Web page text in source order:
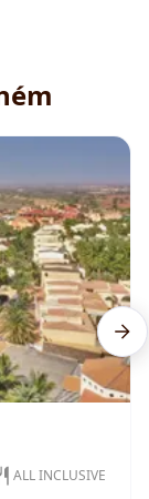
ALL INCLUSIVE